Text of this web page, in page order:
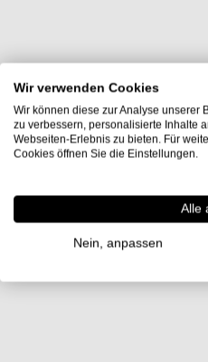
Wir verwenden Cookies
Wir können diese zur Analyse unserer
zu verbessern, personalisierte Inhalte
Webseiten-Erlebnis zu bieten. Für
Cookies öffnen Sie die Einstellungen.
Alle
Nein, anpassen